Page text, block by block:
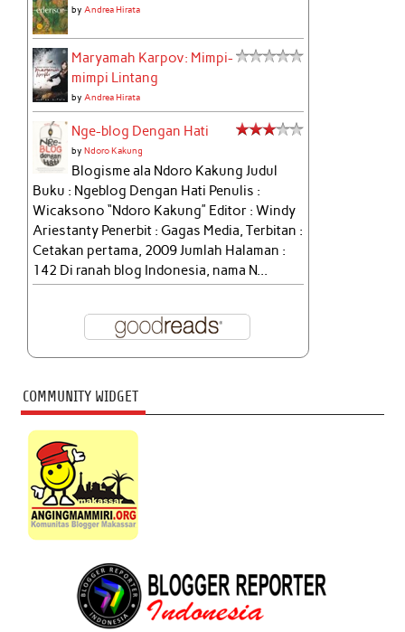
byAndrea Hirata
Maryamah Karpov: Mimpi-
mimpi Lintang
byAndrea Hirata
Nge-blog Dengan Hati
byNdoro Kakung
Blogisme ala Ndoro Kakung Judul
Buku : Ngeblog Dengan Hati Penulis :
Wicaksono “Ndoro Kakung” Editor : Windy
Ariestanty Penerbit : Gagas Media, Terbitan :
Cetakan pertama, 2009 Jumlah Halaman :
142 Di ranah blog Indonesia, nama N...
COMMUNITY WIDGET